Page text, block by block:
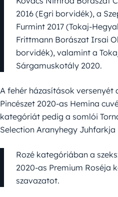
2016 (Egri borvidék), a
Furmint 2017 (Tokaj-
Frittmann Borászat Irsai
borvidék), valamint a
Sárgamuskotály 2020.
A fehér házasítások versenyét
Pincészet 2020-as Hemina
kategóriát pedig a somlói
Selection Aranyhegy Juhfarkja
Rozé kategóriában a
2020-as Premium Roséja
szavazatot.